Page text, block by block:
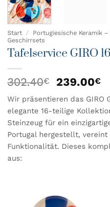
Start / Portugiesische Keramik
Geschirrsets
Tafelservice GIRO
302.40€
war:
302.40€
239.00€
Wir präsentieren das GIRO
elegante 16-teilige
Steinzeug für ein
Portugal hergestellt, vereint
Funktionalität. Dieses
aus: